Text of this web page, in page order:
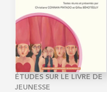
ÉTUDES SUR LE LIVRE DE
JEUNESSE